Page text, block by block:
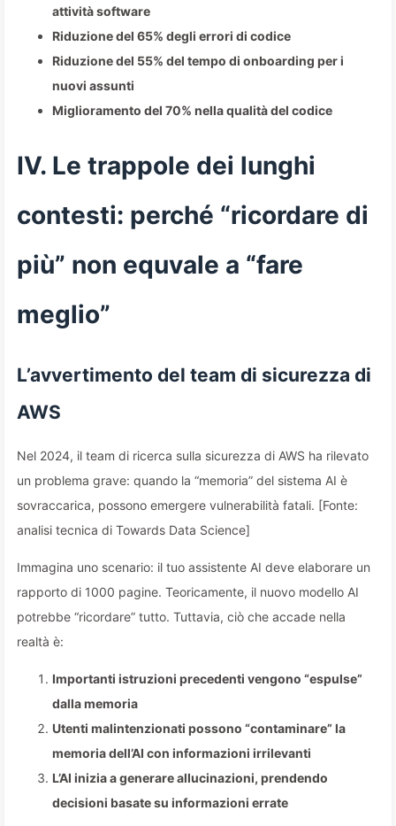
attività software
Riduzione del 65% degli errori di codice
Riduzione del 55% del tempo di onboarding per i
nuovi assunti
Miglioramento del 70% nella qualità del codice
IV. Le trappole dei lunghi
contesti: perché “ricordare di
più” non equvale a “fare
meglio”
L’avvertimento del team di sicurezza di
AWS
Nel 2024, il team di ricerca sulla sicurezza di AWS ha rilevato
un problema grave: quando la “memoria” del sistema AI è
sovraccarica, possono emergere vulnerabilità fatali. [Fonte:
analisi tecnica di Towards Data Science]
Immagina uno scenario: il tuo assistente AI deve elaborare un
rapporto di 1000 pagine. Teoricamente, il nuovo modello AI
potrebbe “ricordare” tutto. Tuttavia, ciò che accade nella
realtà è:
Importanti istruzioni precedenti vengono “espulse”
dalla memoria
Utenti malintenzionati possono “contaminare” la
memoria dell’AI con informazioni irrilevanti
L’AI inizia a generare allucinazioni, prendendo
decisioni basate su informazioni errate